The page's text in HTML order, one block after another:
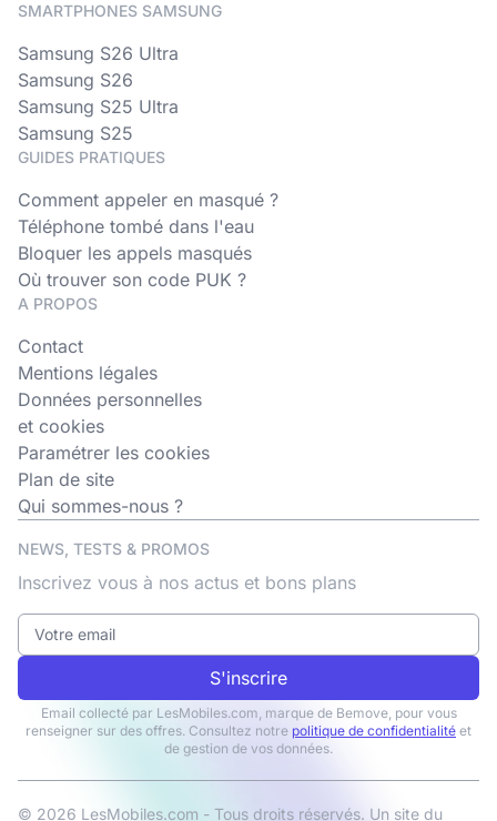
SMARTPHONES SAMSUNG
Samsung S26 Ultra
Samsung S26
Samsung S25 Ultra
Samsung S25
GUIDES PRATIQUES
Comment appeler en masqué ?
Téléphone tombé dans l'eau
Bloquer les appels masqués
Où trouver son code PUK ?
A PROPOS
Contact
Mentions légales
Données personnelles
et cookies
Paramétrer les cookies
Plan de site
Qui sommes-nous ?
NEWS, TESTS & PROMOS
Inscrivez vous à nos actus et bons plans
S'inscrire
Email collecté par LesMobiles.com, marque de Bemove, pour vous
renseigner sur des offres. Consultez notre politique de confidentialité et
de gestion de vos données.
© 2026 LesMobiles.com - Tous droits réservés. Un site du